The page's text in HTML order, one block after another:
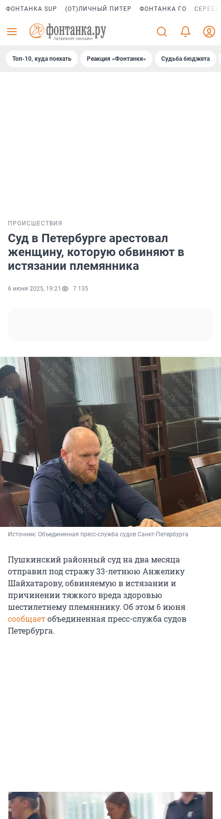
ФОНТАНКА SUP (ОТ)ЛИЧНЫЙ ПИТЕР ФОНТАНКА ГО
Топ-10, куда поехать Реакция «Фонтанки» Судьба бюджета
ПРОИСШЕСТВИЯ
Суд в Петербурге арестовал
женщину, которую обвиняют в
истязании племянника
6 июня 2025, 19:21 7 135
Источник: Объединенная пресс-служба судов Санкт-Петербурга
Пушкинский районный суд на два месяца
отправил под стражу 33-летнюю Анжелику
Шайхатарову, обвиняемую в истязании и
причинении тяжкого вреда здоровью
шестилетнему племяннику. Об этом 6 июня
сообщаетобъединенная пресс-служба судов
Петербурга.